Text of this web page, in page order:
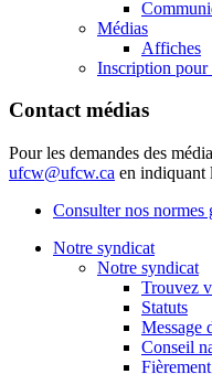
Médias
Affiches
Inscription pour
Contact médias
Pour les demandes des
ufcw@ufcw.ca en indiquant
Consulter nos normes
Notre syndicat
Notre syndicat
Trouvez
Statuts
Message
Conseil